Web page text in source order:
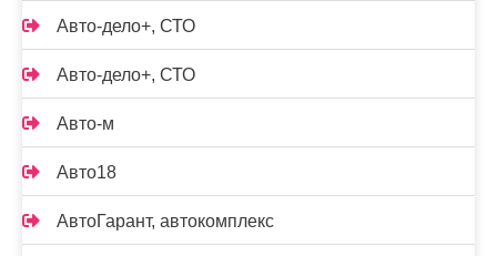
Авто-дело+, СТО
Авто-дело+, СТО
Авто-м
Авто18
АвтоГарант, автокомплекс